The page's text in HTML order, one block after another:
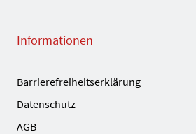
Informationen
Barrierefreiheitserklärung
Datenschutz
AGB